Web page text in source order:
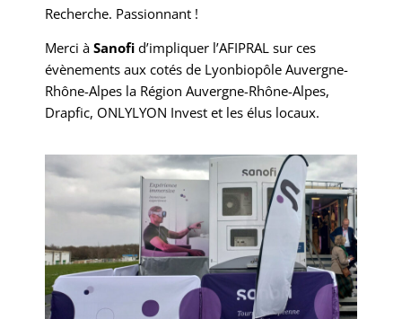
Recherche. Passionnant !
Merci à Sanofi d’impliquer l’AFIPRAL sur ces
évènements aux cotés de Lyonbiopôle Auvergne-
Rhône-Alpes la Région Auvergne-Rhône-Alpes,
Drapfic, ONLYLYON Invest et les élus locaux.